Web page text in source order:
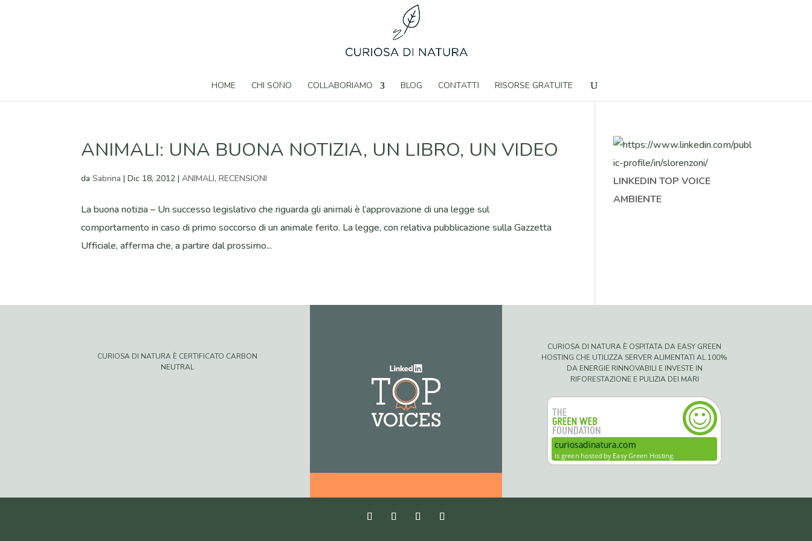
HOME CHI SONO COLLABORIAMO BLOG CONTATTI RISORSE GRATUITE
ANIMALI: UNA BUONA NOTIZIA, UN LIBRO, UN VIDEO
daSabrina |Dic 18, 2012 |ANIMALI,RECENSIONI
La buona notizia – Un successo legislativo che riguarda gli animali è l’approvazione di una legge sul
comportamento in caso di primo soccorso di un animale ferito. La legge, con relativa pubblicazione sulla Gazzetta
Ufficiale, afferma che, a partire dal prossimo...
LINKEDIN TOP VOICE
AMBIENTE
CURIOSA DI NATURA È CERTIFICATO CARBON
NEUTRAL
CURIOSA DI NATURA È OSPITATA DA EASY GREEN
HOSTING CHE UTILIZZA SERVER ALIMENTATI AL 100%
DA ENERGIE RINNOVABILI E INVESTE IN
RIFORESTAZIONE E PULIZIA DEI MARI